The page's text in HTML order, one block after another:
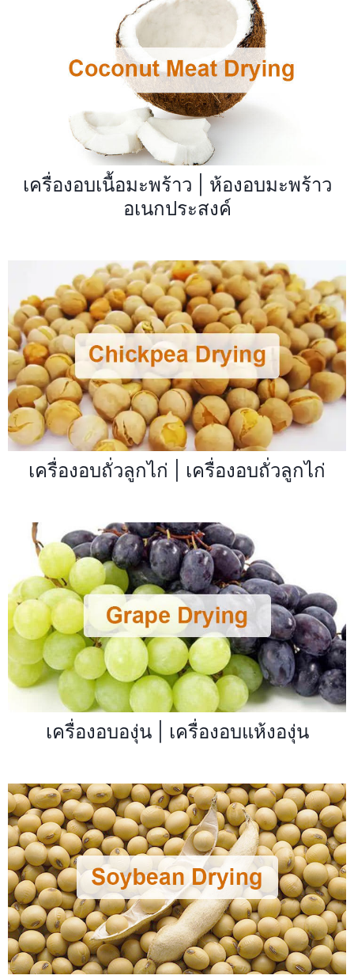
เครื่องอบเนื้อมะพร้าว | ห้องอบมะพร้าว
อเนกประสงค์
เครื่องอบถั่วลูกไก่ | เครื่องอบถั่วลูกไก่
เครื่องอบองุ่น | เครื่องอบแห้งองุ่น